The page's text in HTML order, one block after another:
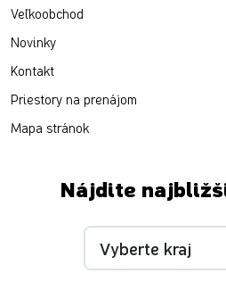
Veľkoobchod
Novinky
Kontakt
Priestory na prenájom
Mapa stránok
Nájdite